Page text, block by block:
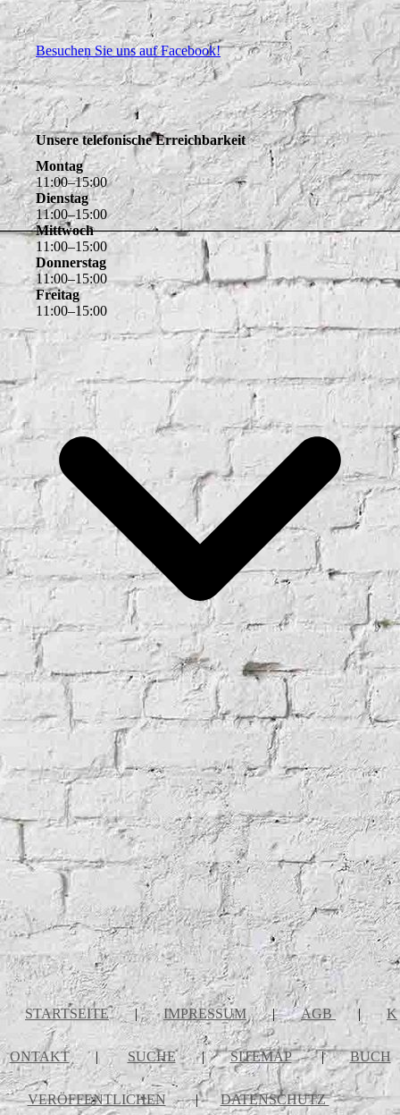
Besuchen Sie uns auf Facebook!
Unsere telefonische Erreichbarkeit
Montag
11 :00–15:00
Dienstag
11:00–15:00
Mittwoch
11 :00–15:00
Donnerstag
11:00–15:00
Freitag
11 :00–15:00
STARTSEITE | IMPRESSUM | AGB | K
ONTAKT | SUCHE | SITEMAP | BUCH
VERÖFFENTLICHEN | DATENSCHUTZ